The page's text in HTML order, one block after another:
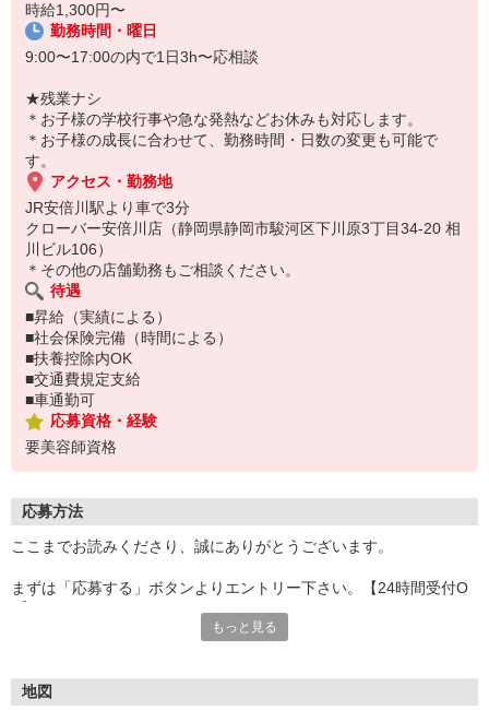
時給1,300円〜
勤務時間・曜日
9:00〜17:00の内で1日3h〜応相談
★残業ナシ
＊お子様の学校行事や急な発熱などお休みも対応します。
＊お子様の成長に合わせて、勤務時間・日数の変更も可能で
す。
アクセス・勤務地
JR安倍川駅より車で3分
クローバー安倍川店（静岡県静岡市駿河区下川原3丁目34-20 相
川ビル106）
＊その他の店舗勤務もご相談ください。
待遇
■昇給（実績による）
■社会保険完備（時間による）
■扶養控除内OK
■交通費規定支給
■車通勤可
応募資格・経験
要美容師資格
応募方法
ここまでお読みくださり、誠にありがとうございます。
まずは「応募する」ボタンよりエントリー下さい。【24時間受付O
エントリー確認後、こちらより折り返しのご連絡をさせて頂きま
＜お電話の場合＞
もっと見る
地図